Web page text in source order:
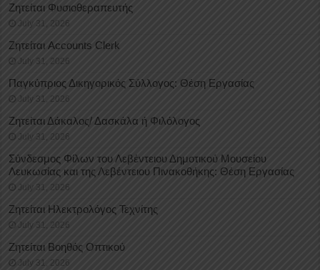
Ζητείται Φυσιοθεραπευτής
July 31, 2026
Ζητείται Accounts Clerk
July 31, 2026
Παγκύπριος Δικηγορικός Σύλλογος: Θέση Εργασίας
July 31, 2026
Ζητείται Δάκαλος/ Δασκάλα ή Φιλόλογος
July 31, 2026
Σύνδεσμος Φίλων του Λεβέντειου Δημοτικού Μουσείου
Λευκωσίας και της Λεβέντειου Πινακοθήκης: Θέση Εργασίας
July 31, 2026
Ζητείται Ηλεκτρολόγος Τεχνίτης
July 31, 2026
Ζητείται Βοηθός Οπτικού
July 31, 2026